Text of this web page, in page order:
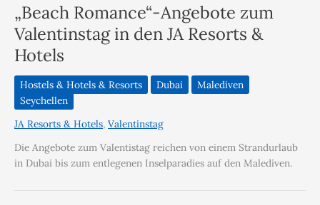
„Beach Romance“-Angebote zum
Valentinstag in den JA Resorts &
Hotels
Hostels & Hotels & Resorts Dubai
Malediven
Seychellen
JA Resorts & Hotels, Valentinstag
Die Angebote zum Valentistag reichen von einem Strandurlaub
in Dubai bis zum entlegenen Inselparadies auf den Malediven.